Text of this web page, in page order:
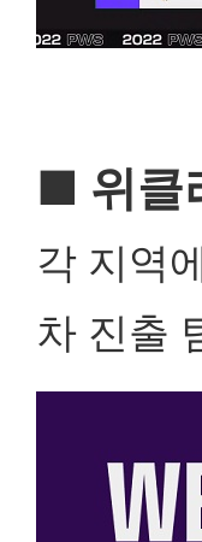
■ 위클
각 지역
차 진출